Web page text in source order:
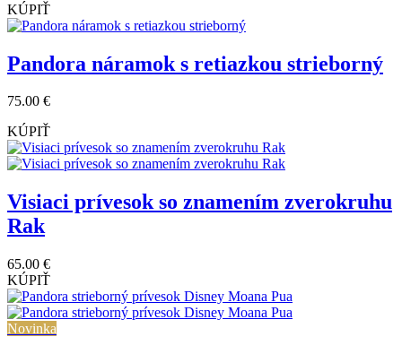
KÚPIŤ
Pandora náramok s retiazkou strieborný
75.00 €
KÚPIŤ
Visiaci prívesok so znamením zverokruhu
Rak
65.00 €
KÚPIŤ
Novinka